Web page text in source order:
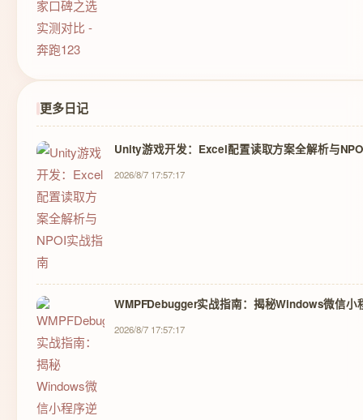
更多日记
Unity游戏开发：Excel配置读取方案全解析与
2026/8/7 17:57:17
WMPFDebugger实战指南：揭秘Windows微信小
2026/8/7 17:57:17